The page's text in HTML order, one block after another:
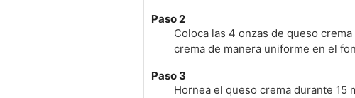
Paso 2
Coloca las 4 onzas de queso
crema de manera uniforme en el
Paso 3
Hornea el queso crema durante 15